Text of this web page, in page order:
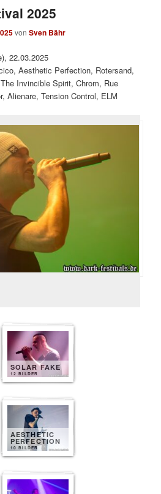
2025
vonSven Bähr
22.03.2025
Aesthetic Perfection, Rotersand,
Invincible Spirit, Chrom, Rue
Alienare, Tension Control, ELM
SOLAR FAKE
12 BILDER
AESTHETIC
PERFECTION
10 BILDER